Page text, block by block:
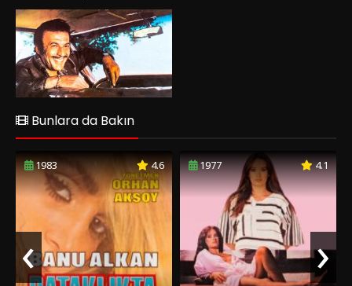
Bunlara da Bakın
1983 4.6 1977 4.1
‹ ›